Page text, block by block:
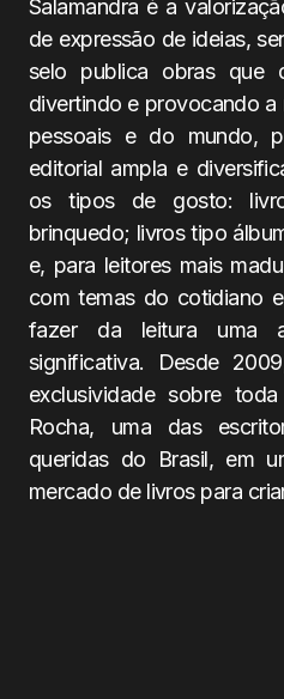
Salamandra é a
de expressão de ideias,
selo publica obras que
divertindo e provocando
pessoais e do mundo,
editorial ampla e
os tipos de gosto:
brinquedo; livros tipo
e, para leitores mais
com temas do cotidiano
fazer da leitura uma
significativa. Desde
exclusividade sobre
Rocha, uma das
queridas do Brasil, em
mercado de livros para